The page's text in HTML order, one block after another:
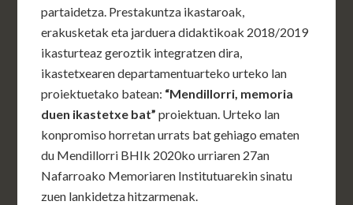
partaidetza. Prestakuntza ikastaroak,
erakusketak eta jarduera didaktikoak 2018/2019
ikasturteaz geroztik integratzen dira,
ikastetxearen departamentuarteko urteko lan
proiektuetako batean: “Mendillorri, memoria
duen ikastetxe bat” proiektuan. Urteko lan
konpromiso horretan urrats bat gehiago ematen
du Mendillorri BHIk 2020ko urriaren 27an
Nafarroako Memoriaren Institutuarekin sinatu
zuen lankidetza hitzarmenak.